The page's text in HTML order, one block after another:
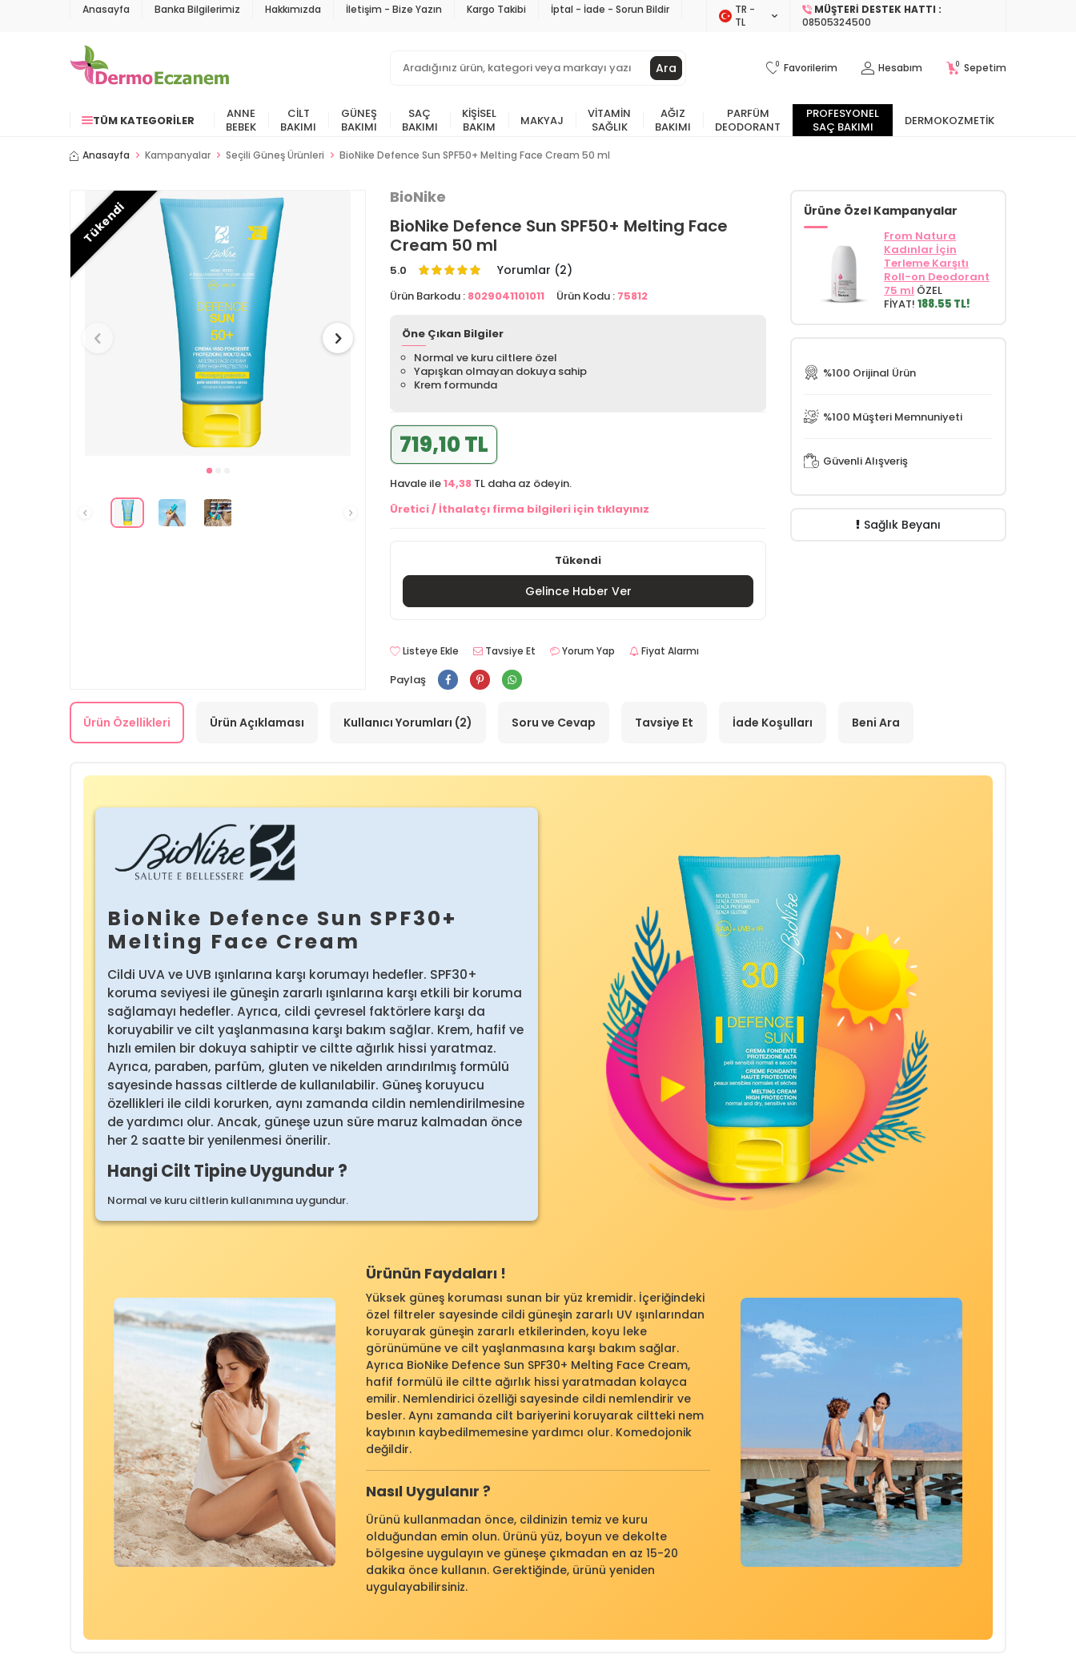
Anasayfa Banka Bilgilerimiz Hakkımızda İletişim - Bize Yazın Kargo Takibi İptal - İade - Sorun Bildir
TR −
TL
MÜŞTERI DESTEK HATTI :
08505324500
Ara 0 Favorilerim Hesabım 0 Sepetim
TÜM KATEGORILER
ANNE
BEBEK
CILT
BAKIMI
GÜNEŞ
BAKIMI
SAÇ
BAKIMI
KIŞISEL
BAKIM
MAKYAJ
VITAMIN
SAĞLIK
AĞIZ
BAKIMI
PARFÜM
DEODORANT
PROFESYONEL
SAÇ BAKIMI
DERMOKOZMETIK
Anasayfa Kampanyalar Seçili Güneş Ürünleri BioNike Defence Sun SPF50+ Melting Face Cream 50 ml
Tükendi
BioNike
BioNike Defence Sun SPF50+ Melting Face
Cream 50 ml
5.0 Yorumlar (2)
Ürün Barkodu : 8029041101011 Ürün Kodu : 75812
Öne Çıkan Bilgiler
Normal ve kuru ciltlere özel
Yapışkan olmayan dokuya sahip
Krem formunda
719,10 TL
Havale ile14,38 TL daha az ödeyin.
Üretici / İthalatçı firma bilgileri için tıklayınız
Tükendi
Gelince Haber Ver
Listeye Ekle Tavsiye Et Yorum Yap Fiyat Alarmı
Paylaş
Ürüne Özel Kampanyalar
From Natura
Kadınlar İçin
Terleme Karşıtı
Roll-on Deodorant
75 ml ÖZEL
FİYAT! 188.55 TL!
%100 Orijinal Ürün
%100 Müşteri Memnuniyeti
Güvenli Alışveriş
Sağlık Beyanı
Ürün Özellikleri Ürün Açıklaması Kullanıcı Yorumları (2) Soru ve Cevap Tavsiye Et İade Koşulları Beni Ara
BioNike Defence Sun SPF30+
Melting Face Cream
Cildi UVA ve UVB ışınlarına karşı korumayı hedefler. SPF30+
koruma seviyesi ile güneşin zararlı ışınlarına karşı etkili bir koruma
sağlamayı hedefler. Ayrıca, cildi çevresel faktörlere karşı da
koruyabilir ve cilt yaşlanmasına karşı bakım sağlar. Krem, hafif ve
hızlı emilen bir dokuya sahiptir ve ciltte ağırlık hissi yaratmaz.
Ayrıca, paraben, parfüm, gluten ve nikelden arındırılmış formülü
sayesinde hassas ciltlerde de kullanılabilir. Güneş koruyucu
özellikleri ile cildi korurken, aynı zamanda cildin nemlendirilmesine
de yardımcı olur. Ancak, güneşe uzun süre maruz kalmadan önce
her 2 saatte bir yenilenmesi önerilir.
Hangi Cilt Tipine Uygundur ?
Normal ve kuru ciltlerin kullanımına uygundur.
Ürünün Faydaları !
Yüksek güneş koruması sunan bir yüz kremidir. İçeriğindeki
özel filtreler sayesinde cildi güneşin zararlı UV ışınlarından
koruyarak güneşin zararlı etkilerinden, koyu leke
görünümüne ve cilt yaşlanmasına karşı bakım sağlar.
Ayrıca BioNike Defence Sun SPF30+ Melting Face Cream,
hafif formülü ile ciltte ağırlık hissi yaratmadan kolayca
emilir. Nemlendirici özelliği sayesinde cildi nemlendirir ve
besler. Aynı zamanda cilt bariyerini koruyarak ciltteki nem
kaybının kaybedilmemesine yardımcı olur. Komedojonik
değildir.
Nasıl Uygulanır ?
Ürünü kullanmadan önce, cildinizin temiz ve kuru
olduğundan emin olun. Ürünü yüz, boyun ve dekolte
bölgesine uygulayın ve güneşe çıkmadan en az 15-20
dakika önce kullanın. Gerektiğinde, ürünü yeniden
uygulayabilirsiniz.